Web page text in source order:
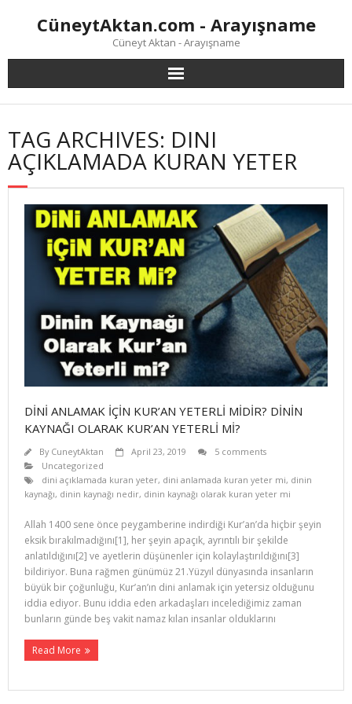
CüneytAktan.com - Arayışname
Cüneyt Aktan - Arayışname
TAG ARCHIVES: DINI
AÇIKLAMADA KURAN YETER
DİNİ ANLAMAK İÇİN KUR’AN YETERLİ MİDİR? DİNİN
KAYNAĞI OLARAK KUR’AN YETERLİ Mİ?
By CuneytAktan April 23, 2019
5 comments
Uncategorized
dini açıklamada kuran yeter, dini anlamada kuran yeter mi, dinin
kaynağı, dinin kaynağı nedir, dinin kaynağı olarak kuran yeter mi
Allah 1400 sene önce peygamberine indirdiği Kur’an’da hiçbir şeyin
eksik bırakılmadığını[1], her şeyin apaçık, ayrıntılı bir şekilde
anlatıldığını[2] ve ayetlerin düşünenler için kolaylaştırıldığını[3]
bildiriyor. Buna rağmen günümüz 21.Yüzyıl dünyasında insanların
büyük bir çoğunluğu, Kur’an’ın dini anlamak için yetersiz olduğunu
iddia ediyor. Bunu iddia eden arkadaşları incelediğimiz zaman
bunların günde beş vakit namaz kılan insanlar olduklarını
Read More